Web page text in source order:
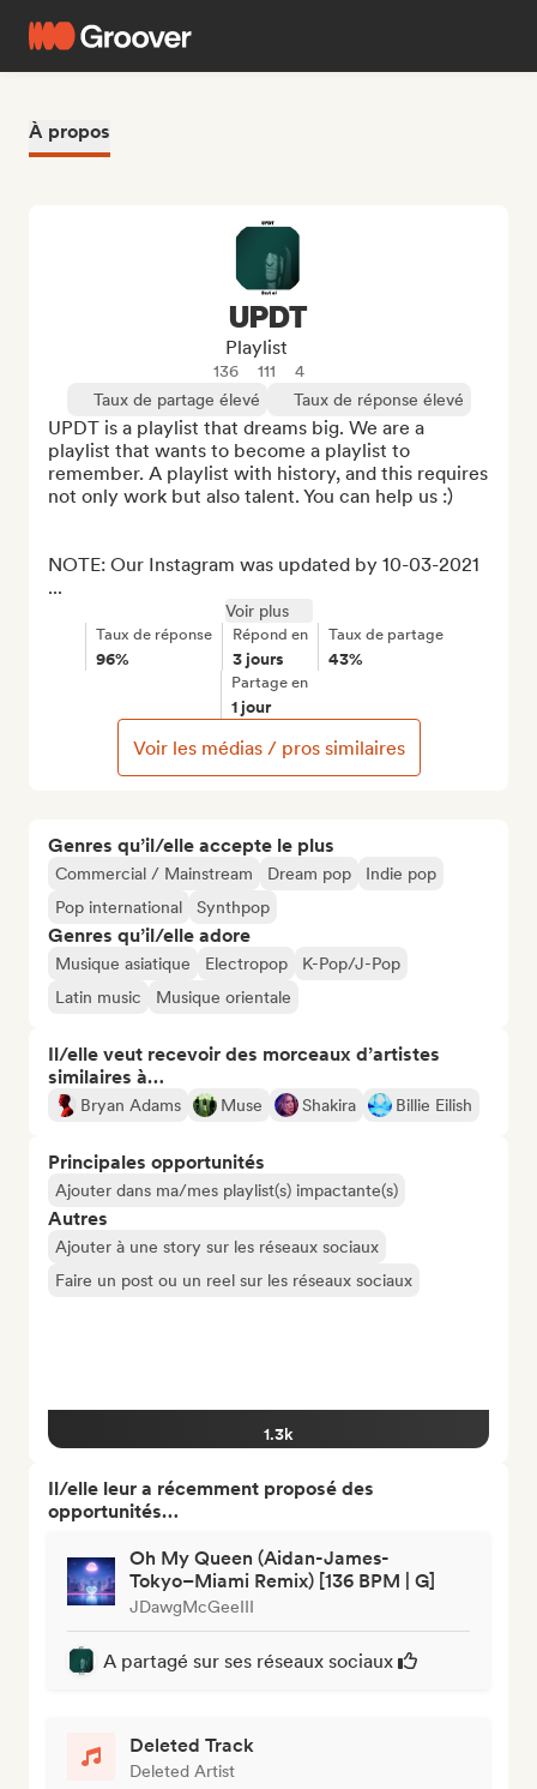
À propos
Genres qu’il/elle accepte le plus
Commercial / Mainstream Dream pop
Indie pop
Pop international
Synthpop
Genres qu’il/elle adore
Musique asiatique Electropop
K-Pop/J-Pop
Latin music
Musique orientale
Il/elle veut recevoir des morceaux d’artistes
similaires à…
Bryan Adams Muse Shakira Billie Eilish
Principales opportunités
Ajouter dans ma/mes playlist(s) impactante(s)
Autres
Ajouter à une story sur les réseaux sociaux
Faire un post ou un reel sur les réseaux sociaux
1.3k
Il/elle leur a récemment proposé des
opportunités…
Oh My Queen (Aidan-James-
Tokyo–Miami Remix) [136 BPM | G]
JDawgMcGeeIII
A partagé sur ses réseaux sociaux
Deleted Track
Deleted Artist
UPDT
Playlist
136 111
4
Taux de partage élevé
Taux de réponse élevé
UPDT is a playlist that dreams big. We are a
playlist that wants to become a playlist to
remember. A playlist with history, and this requires
not only work but also talent. You can help us :)
NOTE: Our Instagram was updated by 10-03-2021
...
Voir plus
Taux de réponse
96%
Répond en
3 jours
Taux de partage
43%
Partage en
1 jour
Voir les médias / pros similaires